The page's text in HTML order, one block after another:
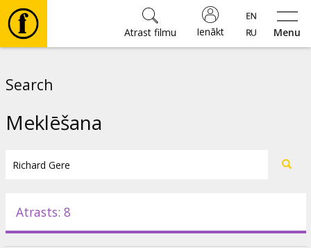
Menu
Ienākt
Atrast filmu
Pasākumi
Search
Meklēšana
Atrasts: 8